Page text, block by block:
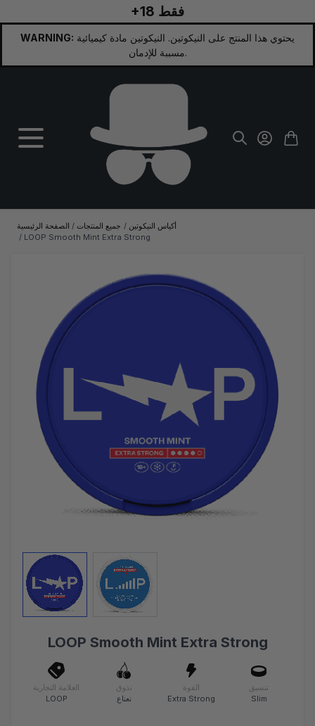
+18 فقط
WARNING:
مسببة للإدمان.
الصفحة الرئيسية / جميع المنتجات / أكياس النيكوتين
/ LOOP Smooth Mint Extra Strong
انقر لعرض الصورة بملء الشاشة
View larger imageView larger image
LOOP Smooth Mint Extra Strong
العلامة التجارية
LOOP
تذوق
نعناع
القوة
Extra Strong
تنسيق
Slim